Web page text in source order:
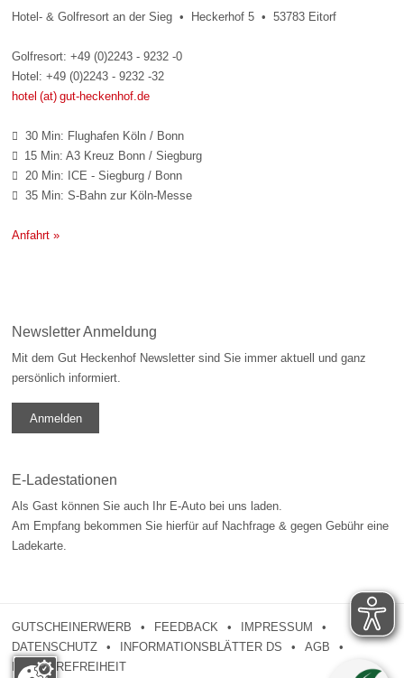
Hotel- & Golfresort an der Sieg • Heckerhof 5 • 53783 Eitorf
Golfresort: +49 (0)2243 - 9232 -0
Hotel: +49 (0)2243 - 9232 -32
hotel (at) gut-heckenhof.de
 30 Min: Flughafen Köln / Bonn
 15 Min: A3 Kreuz Bonn / Siegburg
 20 Min: ICE - Siegburg / Bonn
 35 Min: S-Bahn zur Köln-Messe
Anfahrt »
Newsletter Anmeldung
Mit dem Gut Heckenhof Newsletter sind Sie immer aktuell und ganz
persönlich informiert.
Anmelden
E-Ladestationen
Als Gast können Sie auch Ihr E-Auto bei uns laden.
Am Empfang bekommen Sie hierfür auf Nachfrage & gegen Gebühr eine
Ladekarte.
GUTSCHEINERWERB FEEDBACK
IMPRESSUM
DATENSCHUTZ
INFORMATIONSBLÄTTER DS
AGB
BARRIEREFREIHEIT